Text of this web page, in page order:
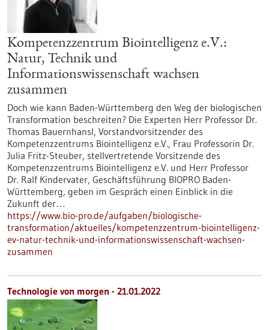
Kompetenzzentrum Biointelligenz e.V.:
Natur, Technik und
Informationswissenschaft wachsen
zusammen
Doch wie kann Baden-Württemberg den Weg der biologischen
Transformation beschreiten? Die Experten Herr Professor Dr.
Thomas Bauernhansl, Vorstandvorsitzender des
Kompetenzzentrums Biointelligenz e.V., Frau Professorin Dr.
Julia Fritz-Steuber, stellvertretende Vorsitzende des
Kompetenzzentrums Biointelligenz e.V. und Herr Professor
Dr. Ralf Kindervater, Geschäftsführung BIOPRO Baden-
Württemberg, geben im Gespräch einen Einblick in die
Zukunft der…
https://www.bio-pro.de/aufgaben/biologische-
transformation/aktuelles/kompetenzzentrum-biointelligenz-
ev-natur-technik-und-informationswissenschaft-wachsen-
zusammen
Technologie von morgen - 21.01.2022